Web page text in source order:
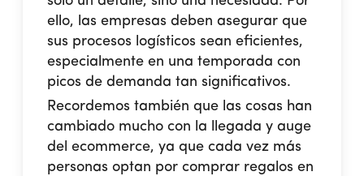
ello, las empresas deben asegurar que
sus procesos logísticos sean eficientes,
especialmente en una temporada con
picos de demanda tan significativos.
Recordemos también que las cosas han
cambiado mucho con la llegada y auge
del ecommerce, ya que cada vez más
personas optan por comprar regalos en